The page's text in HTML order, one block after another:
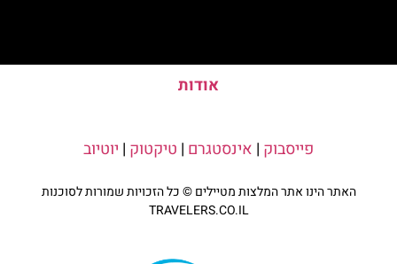
אודות
פייסבוק | אינסטגרם | טיקטוק | יוטיוב
האתר הינו אתר המלצות מטיילים © כל הזכויות שמורות לסוכנות
TRAVELERS.CO.IL